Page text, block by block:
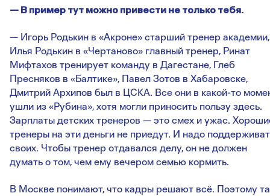
— В пример тут можно привести не только тебя.
— Игорь Родькин в «Акроне» старший тренер академии,
Илья Родькин в «Чертаново» главный тренер, Ринат
Мифтахов тренирует команду в Дагестане, Глеб
Пресняков в «Балтике», Павел Зотов в Хабаровске,
Дмитрий Архипов был в ЦСКА. Все они в какой-то
ушли из «Рубина», хотя могли приносить пользу здесь.
Зарплаты детских тренеров — это смех и ужас.
тренеры на эти деньги не приедут. И надо
своих. Чтобы тренер отдавался делу, он не должен
думать о том, чем ему вечером семью кормить.
В Москве понимают, что кадры решают всё. Поэтому